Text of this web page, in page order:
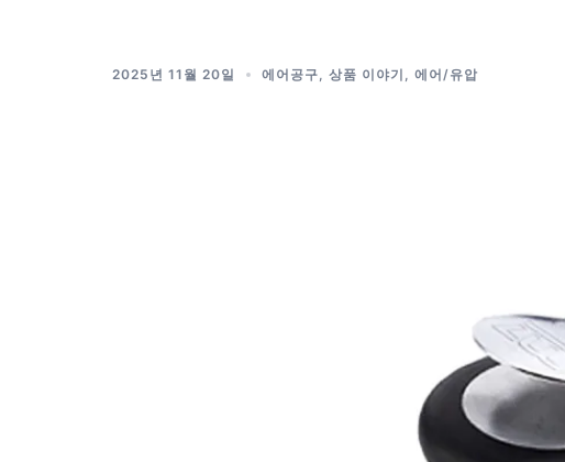
2025년 11월 20일 에어공구 상품 이야기 에어/유압